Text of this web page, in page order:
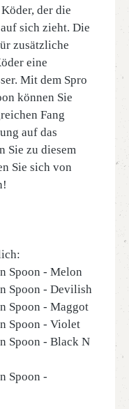
der die
sich zieht. Die
zusätzliche
eine
Mit dem Spro
können Sie
Fang
auf das
Sie zu diesem
Sie sich von
Spoon - Melon
Spoon - Devilish
Spoon - Maggot
Spoon - Violet
Spoon - Black N
Spoon -